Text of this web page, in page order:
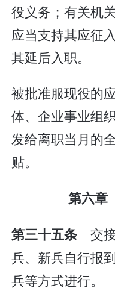
役义务；有关机
应当支持其应征
其延后入职。
被批准服现役的
体、企业事业组
发给离职当月的
贴。
第六
第三十五条 交
兵、新兵自行报
兵等方式进行。